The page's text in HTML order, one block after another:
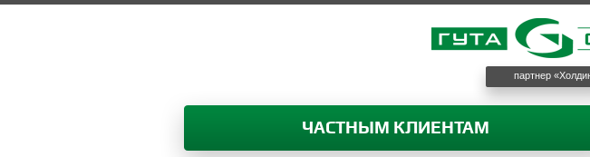
партнер
ЧАСТНЫМ КЛИЕНТАМ